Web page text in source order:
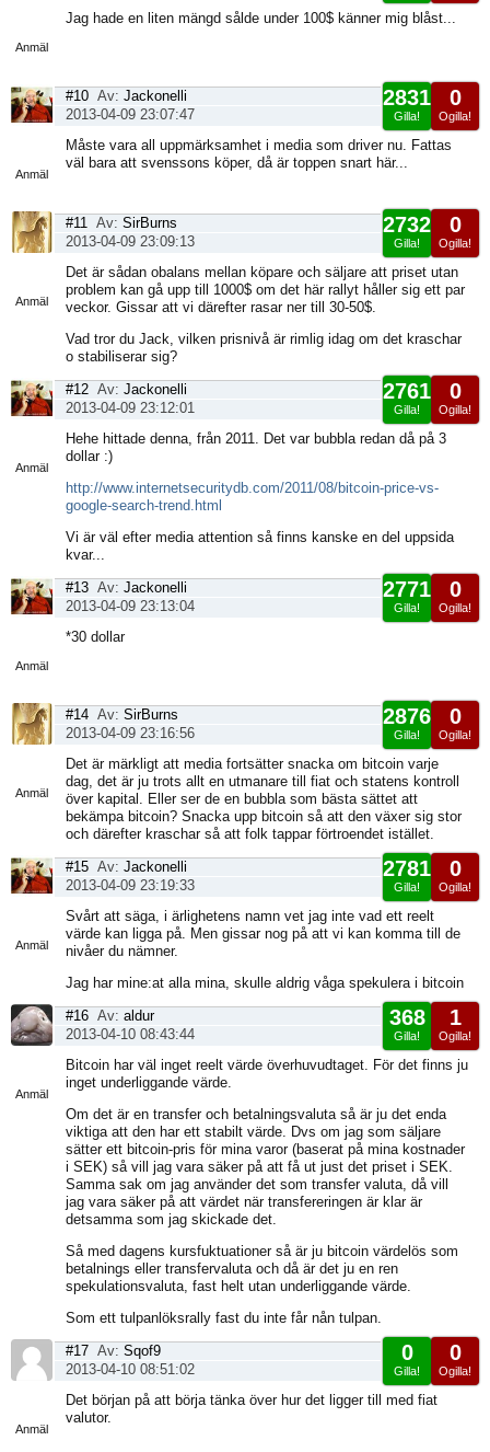
Anmäl
Jag hade en liten mängd sålde under 100$ känner mig blåst...
Anmäl
0
Ogilla!
2831
Gilla!
#10 Av: Jackonelli
2013-04-09 23:07:47
Måste vara all uppmärksamhet i media som driver nu. Fattas
väl bara att svenssons köper, då är toppen snart här...
Anmäl
0
Ogilla!
2732
Gilla!
#11 Av: SirBurns
2013-04-09 23:09:13
Det är sådan obalans mellan köpare och säljare att priset utan
problem kan gå upp till 1000$ om det här rallyt håller sig ett par
veckor. Gissar att vi därefter rasar ner till 30-50$.
Vad tror du Jack, vilken prisnivå är rimlig idag om det kraschar
o stabiliserar sig?
Anmäl
0
Ogilla!
2761
Gilla!
#12 Av: Jackonelli
2013-04-09 23:12:01
Hehe hittade denna, från 2011. Det var bubbla redan då på 3
dollar :)
http://www.internetsecuritydb.com/2011/08/bitcoin-price-vs-
google-search-trend.html
Vi är väl efter media attention så finns kanske en del uppsida
kvar...
Anmäl
0
Ogilla!
2771
Gilla!
#13 Av: Jackonelli
2013-04-09 23:13:04
*30 dollar
Anmäl
0
Ogilla!
2876
Gilla!
#14 Av: SirBurns
2013-04-09 23:16:56
Det är märkligt att media fortsätter snacka om bitcoin varje
dag, det är ju trots allt en utmanare till fiat och statens kontroll
över kapital. Eller ser de en bubbla som bästa sättet att
bekämpa bitcoin? Snacka upp bitcoin så att den växer sig stor
och därefter kraschar så att folk tappar förtroendet istället.
Anmäl
0
Ogilla!
2781
Gilla!
#15 Av: Jackonelli
2013-04-09 23:19:33
Svårt att säga, i ärlighetens namn vet jag inte vad ett reelt
värde kan ligga på. Men gissar nog på att vi kan komma till de
nivåer du nämner.
Jag har mine:at alla mina, skulle aldrig våga spekulera i bitcoin
Anmäl
1
Ogilla!
368
Gilla!
#16 Av: aldur
2013-04-10 08:43:44
Bitcoin har väl inget reelt värde överhuvudtaget. För det finns ju
inget underliggande värde.
Om det är en transfer och betalningsvaluta så är ju det enda
viktiga att den har ett stabilt värde. Dvs om jag som säljare
sätter ett bitcoin-pris för mina varor (baserat på mina kostnader
i SEK) så vill jag vara säker på att få ut just det priset i SEK.
Samma sak om jag använder det som transfer valuta, då vill
jag vara säker på att värdet när transfereringen är klar är
detsamma som jag skickade det.
Så med dagens kursfuktuationer så är ju bitcoin värdelös som
betalnings eller transfervaluta och då är det ju en ren
spekulationsvaluta, fast helt utan underliggande värde.
Som ett tulpanlöksrally fast du inte får nån tulpan.
Anmäl
0
Ogilla!
0
Gilla!
#17 Av: Sqof9
2013-04-10 08:51:02
Det början på att börja tänka över hur det ligger till med fiat
valutor.